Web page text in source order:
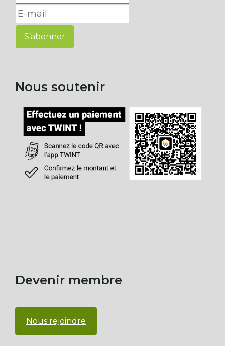
S’abonner
Nous soutenir
Devenir membre
Nous rejoindre